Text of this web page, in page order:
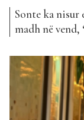
Sonte ka
madh në
të “Big
spikatur, që